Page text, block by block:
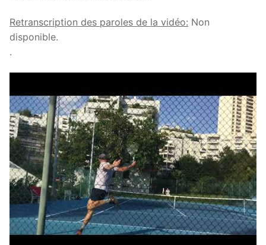
Retranscription des paroles de la vidéo: Non
disponible.
.